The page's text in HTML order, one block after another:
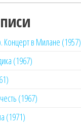
в Милане (1957)
(1967)
(1967)
(1971)